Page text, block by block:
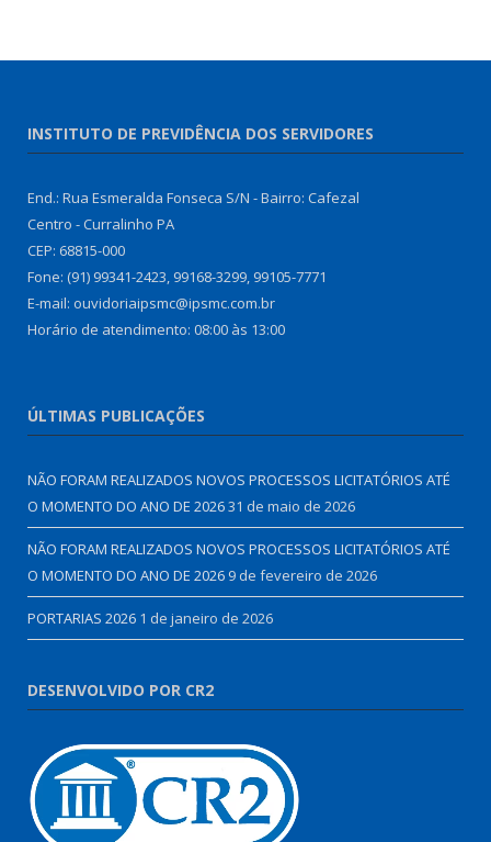
INSTITUTO DE PREVIDÊNCIA DOS SERVIDORES
End.: Rua Esmeralda Fonseca S/N - Bairro: Cafezal
Centro - Curralinho PA
CEP: 68815-000
Fone: (91) 99341-2423, 99168-3299, 99105-7771
E-mail: ouvidoriaipsmc@ipsmc.com.br
Horário de atendimento: 08:00 às 13:00
ÚLTIMAS PUBLICAÇÕES
NÃO FORAM REALIZADOS NOVOS PROCESSOS LICITATÓRIOS ATÉ
O MOMENTO DO ANO DE 202631 de maio de 2026
NÃO FORAM REALIZADOS NOVOS PROCESSOS LICITATÓRIOS ATÉ
O MOMENTO DO ANO DE 2026 9 de fevereiro de 2026
PORTARIAS 2026 1 de janeiro de 2026
DESENVOLVIDO POR CR2